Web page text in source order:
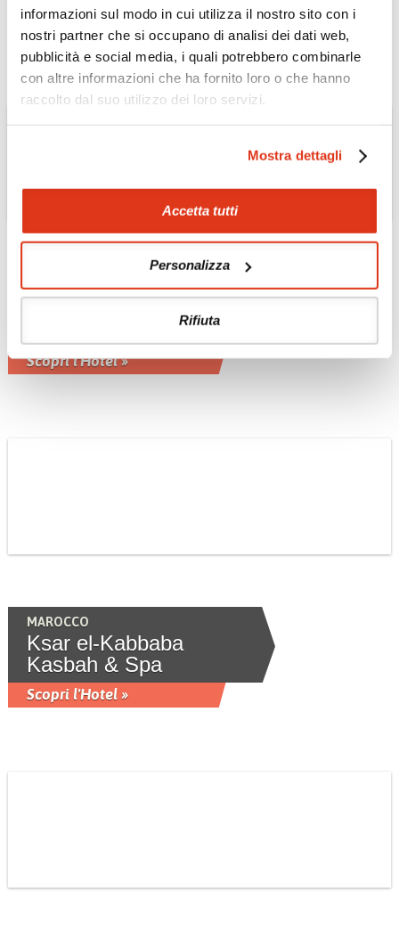
informazioni sul modo in cui utilizza il nostro sito con i
nostri partner che si occupano di analisi dei dati web,
pubblicità e social media, i quali potrebbero combinarle
con altre informazioni che ha fornito loro o che hanno
raccolto dal suo utilizzo dei loro servizi.
Mostra dettagli
Accetta tutti
Personalizza
Rifiuta
Scopri il Tour »
Demeures D’Orient
Scopri l'Hotel »
MAROCCO
Ksar el-Kabbaba
Kasbah & Spa
Scopri l'Hotel »